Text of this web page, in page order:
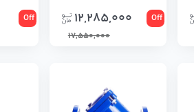
Off
12,285,000
17,550,000
Off